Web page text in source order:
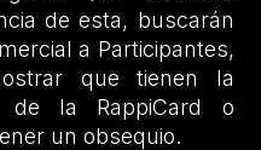
de esta, buscarán
a Participantes,
que tienen la
la RappiCard o
un obsequio.